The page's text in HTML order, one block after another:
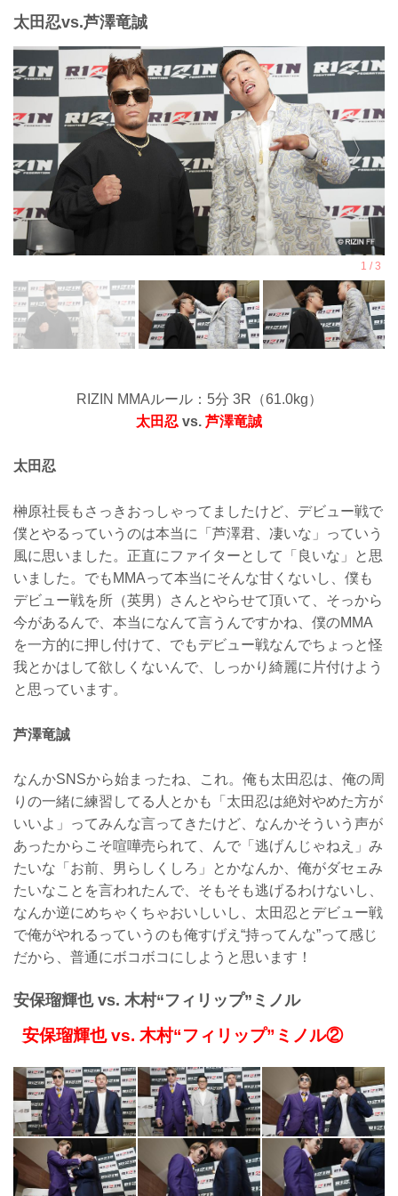
太田忍vs.芦澤竜誠
RIZIN MMAルール：5分 3R（61.0kg）
太田忍 vs. 芦澤竜誠
太田忍
榊原社長もさっきおっしゃってましたけど、デビュー戦で
僕とやるっていうのは本当に「芦澤君、凄いな」っていう
風に思いました。正直にファイターとして「良いな」と思
いました。でもMMAって本当にそんな甘くないし、僕も
デビュー戦を所（英男）さんとやらせて頂いて、そっから
今があるんで、本当になんて言うんですかね、僕のMMA
を一方的に押し付けて、でもデビュー戦なんでちょっと怪
我とかはして欲しくないんで、しっかり綺麗に片付けよう
と思っています。
芦澤竜誠
なんかSNSから始まったね、これ。俺も太田忍は、俺の周
りの一緒に練習してる人とかも「太田忍は絶対やめた方が
いいよ」ってみんな言ってきたけど、なんかそういう声が
あったからこそ喧嘩売られて、んで「逃げんじゃねえ」み
たいな「お前、男らしくしろ」とかなんか、俺がダセェみ
たいなことを言われたんで、そもそも逃げるわけないし、
なんか逆にめちゃくちゃおいしいし、太田忍とデビュー戦
で俺がやれるっていうのも俺すげえ“持ってんな”って感じ
だから、普通にボコボコにしようと思います！
安保瑠輝也 vs. 木村“フィリップ”ミノル
安保瑠輝也 vs. 木村“フィリップ”ミノル②